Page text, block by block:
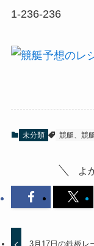
1-236-236
未分類 競艇、競
よ
3月17日の鉄板レ